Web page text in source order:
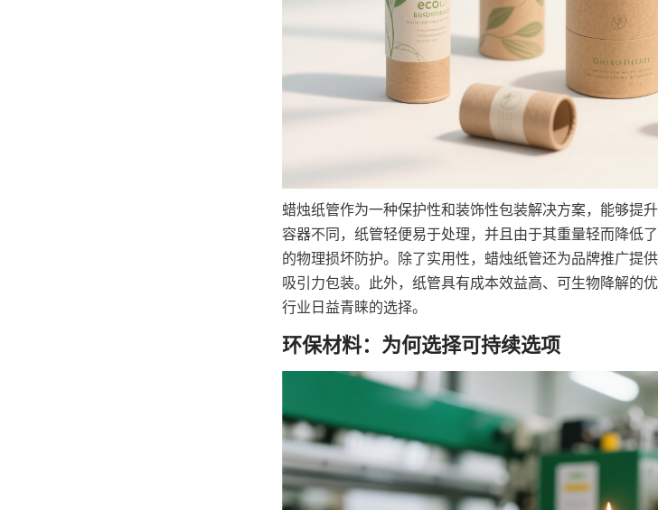
蜡烛纸管作为一种保护性和装饰性包装解决方案，能够提
容器不同，纸管轻便易于处理，并且由于其重量轻而降低
的物理损坏防护。除了实用性，蜡烛纸管还为品牌推广提
吸引力包装。此外，纸管具有成本效益高、可生物降解的
行业日益青睐的选择。